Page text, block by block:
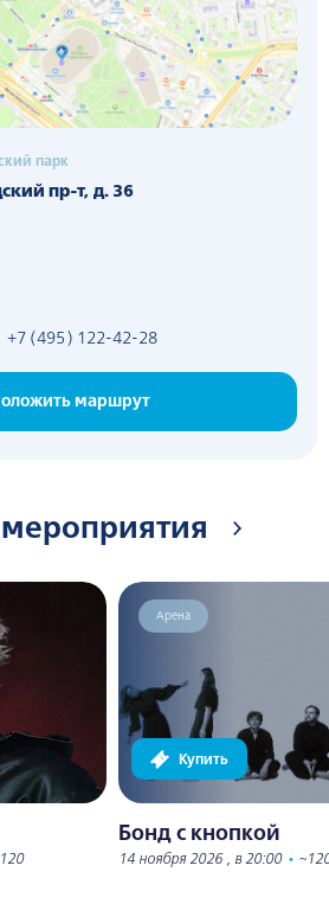
парк
пр-т, д. 36
+7 (495) 122-42-28
маршрут
Арена
Бонд с кнопкой
14 ноября 2026 , в 20:00 •
Купить